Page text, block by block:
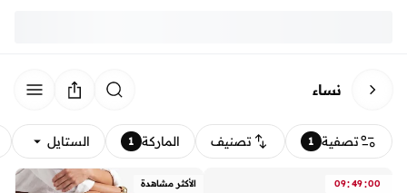
نساء
تصفية 1 تصنيف الماركة 1 الستايل
09:49:00 الأكثر مشاهدة